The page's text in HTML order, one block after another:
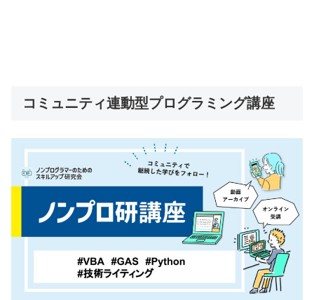
コミュニティ連動型プログラミング講座